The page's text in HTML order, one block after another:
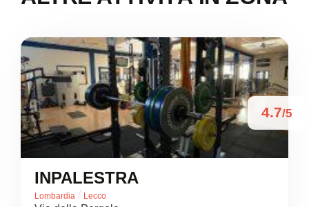
4.7/5
INPALESTRA
Lombardia / Lecco